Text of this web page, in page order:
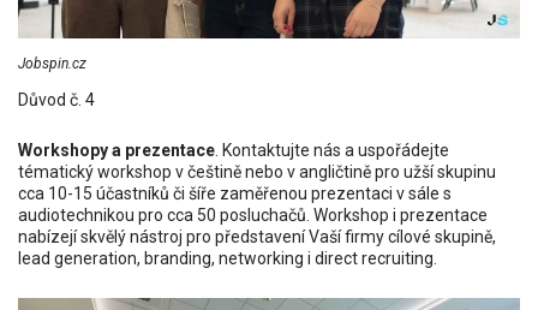
Jobspin.cz
Důvod č. 4
Workshopy a prezentace . Kontaktujte nás a uspořádejte
tématický workshop v češtině nebo v angličtině pro užší skupinu
cca 10-15 účastníků či šíře zaměřenou prezentaci v sále s
audiotechnikou pro cca 50 posluchačů. Workshop i prezentace
nabízejí skvělý nástroj pro představení Vaší firmy cílové skupině,
lead generation, branding, networking i direct recruiting.